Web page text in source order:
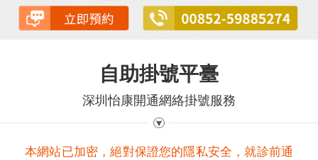
自助掛號平臺
深圳怡康開通網絡掛號服務
本網站已加密，絕對保證您的隱私安全，就診前通